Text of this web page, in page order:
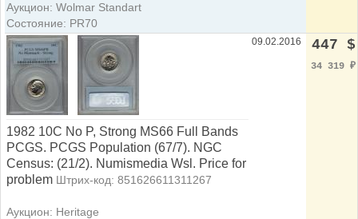
Аукцион: Wolmar Standart
Состояние: PR70
1982 10C No P, Strong MS66 Full Bands
PCGS. PCGS Population (67/7). NGC
Census: (21/2). Numismedia Wsl. Price for
problem Штрих-код: 851626611311267
Аукцион: Heritage
09.02.2016 447 $
34 319 ₽